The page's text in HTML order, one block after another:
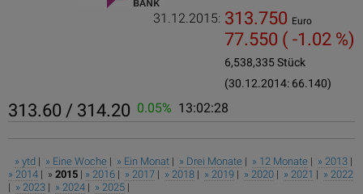
31.12.2015: 313.750 Euro
77.550 ( -1.02 %)
6,538,335 Stück
(30.12.2014: 66.140)
313.60 / 314.20 0.05% 13:02:28
» ytd | » Eine Woche | » Ein Monat | » Drei Monate | » 12 Monate | » 2013 |
» 2014 | » 2015 | » 2016 | » 2017 | » 2018 | » 2019 | » 2020 | » 2021 | » 2022
| » 2023 | » 2024 | » 2025 |